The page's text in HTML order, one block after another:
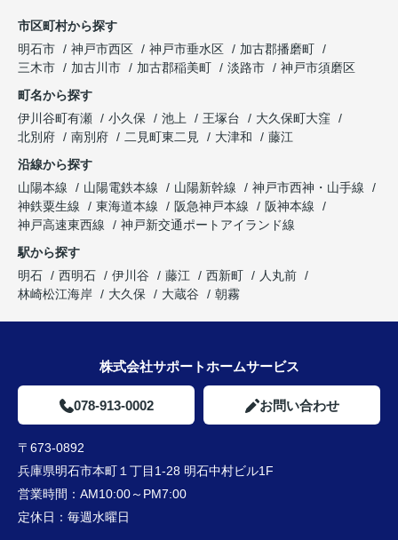
市区町村から探す
明石市
神戸市西区 神戸市垂水区
加古郡播磨町
三木市
加古川市 加古郡稲美町 淡路市
神戸市須磨区
町名から探す
伊川谷町有瀬
小久保 池上 王塚台
大久保町大窪
北別府
南別府 二見町東二見 大津和
藤江
沿線から探す
山陽本線
山陽電鉄本線 山陽新幹線
神戸市西神・山手線
神鉄粟生線
東海道本線 阪急神戸本線
阪神本線
神戸高速東西線
神戸新交通ポートアイランド線
駅から探す
明石
西明石 伊川谷 藤江 西新町
人丸前
林崎松江海岸
大久保 大蔵谷 朝霧
株式会社サポートホームサービス
078-913-0002 お問い合わせ
〒673-0892
兵庫県明石市本町１丁目1-28 明石中村ビル1F
営業時間： AM10:00～PM7:00
定休日： 毎週水曜日